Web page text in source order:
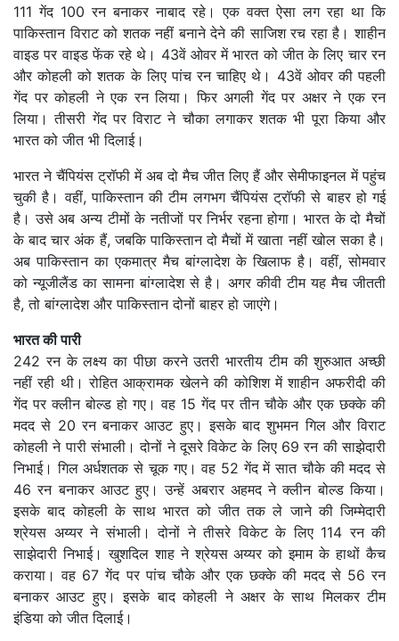
111 गेंद 100 रन बनाकर नाबाद रहे। एक वक्त ऐसा लग रहा था कि
पाकिस्तान विराट को शतक नहीं बनाने देने की साजिश रच रहा है। शाहीन
वाइड पर वाइड फेंक रहे थे। 43वें ओवर में भारत को जीत के लिए चार रन
और कोहली को शतक के लिए पांच रन चाहिए थे। 43वें ओवर की पहली
गेंद पर कोहली ने एक रन लिया। फिर अगली गेंद पर अक्षर ने एक रन
लिया। तीसरी गेंद पर विराट ने चौका लगाकर शतक भी पूरा किया और
भारत को जीत भी दिलाई।
भारत ने चैंपियंस ट्रॉफी में अब दो मैच जीत लिए हैं और सेमीफाइनल में पहुंच
चुकी है। वहीं, पाकिस्तान की टीम लगभग चैंपियंस ट्रॉफी से बाहर हो गई
है। उसे अब अन्य टीमों के नतीजों पर निर्भर रहना होगा। भारत के दो मैचों
के बाद चार अंक हैं, जबकि पाकिस्तान दो मैचों में खाता नहीं खोल सका है।
अब पाकिस्तान का एकमात्र मैच बांग्लादेश के खिलाफ है। वहीं, सोमवार
को न्यूजीलैंड का सामना बांग्लादेश से है। अगर कीवी टीम यह मैच जीतती
है, तो बांग्लादेश और पाकिस्तान दोनों बाहर हो जाएंगे।
भारत की पारी
242 रन के लक्ष्य का पीछा करने उतरी भारतीय टीम की शुरुआत अच्छी
नहीं रही थी। रोहित आक्रामक खेलने की कोशिश में शाहीन अफरीदी की
गेंद पर क्लीन बोल्ड हो गए। वह 15 गेंद पर तीन चौके और एक छक्के की
मदद से 20 रन बनाकर आउट हुए। इसके बाद शुभमन गिल और विराट
कोहली ने पारी संभाली। दोनों ने दूसरे विकेट के लिए 69 रन की साझेदारी
निभाई। गिल अर्धशतक से चूक गए। वह 52 गेंद में सात चौके की मदद से
46 रन बनाकर आउट हुए। उन्हें अबरार अहमद ने क्लीन बोल्ड किया।
इसके बाद कोहली के साथ भारत को जीत तक ले जाने की जिम्मेदारी
श्रेयस अय्यर ने संभाली। दोनों ने तीसरे विकेट के लिए 114 रन की
साझेदारी निभाई। खुशदिल शाह ने श्रेयस अय्यर को इमाम के हाथों कैच
कराया। वह 67 गेंद पर पांच चौके और एक छक्के की मदद से 56 रन
बनाकर आउट हुए। इसके बाद कोहली ने अक्षर के साथ मिलकर टीम
इंडिया को जीत दिलाई।